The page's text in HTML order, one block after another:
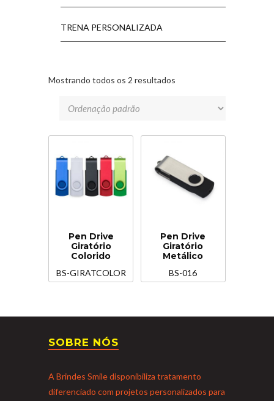
TRENA PERSONALIZADA
Mostrando todos os 2 resultados
Pen Drive
Giratório
Colorido
BS-GIRATCOLOR
Pen Drive
Giratório
Metálico
BS-016
SOBRE NÓS
A Brindes Smile disponibiliza tratamento
diferenciado com projetos personalizados para